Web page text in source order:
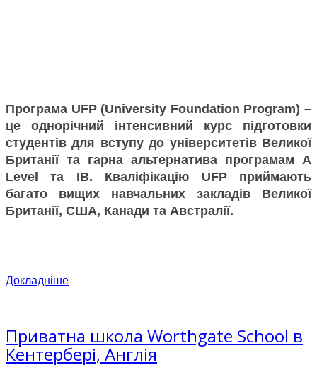
Програма UFP (University Foundation Program) –
це однорічний інтенсивний курс підготовки
студентів для вступу до університетів Великої
Британії та гарна альтернатива програмам A
Level та IB. Кваліфікацію UFP приймають
багато вищих навчальних закладів Великої
Британії, США, Канади та Австралії.
Докладніше
Приватна школа Worthgate School в
Кентербері, Англія